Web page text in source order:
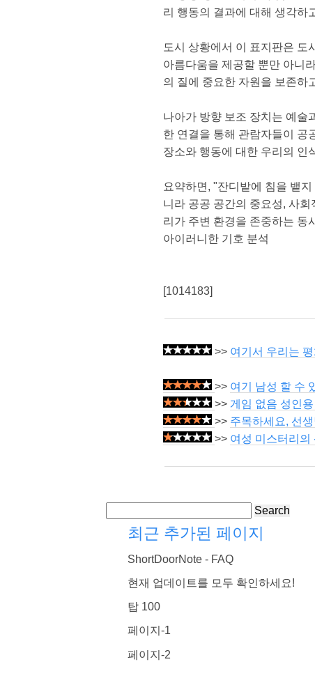
리 행동의 결과에 대해 생각하
도시 상황에서 이 표지판은 도
아름다움을 제공할 뿐만 아니
의 질에 중요한 자원을 보존하
나아가 방향 보조 장치는 예술
한 연결을 통해 관람자들이 공
장소와 행동에 대한 우리의 인
요약하면, "잔디밭에 침을 뱉
니라 공공 공간의 중요성, 사
리가 주변 환경을 존중하는 동
아이러니한 기호 분석
[1014183]
>> 여기서 우리는
>> 여기 남성 할 수
>> 게임 없음 성인
>> 주목하세요, 선
>> 여성 미스터리의
Search
최근 추가된 페이지
ShortDoorNote - FAQ
현재 업데이트를 모두 확인하세요!
탑 100
페이지-1
페이지-2